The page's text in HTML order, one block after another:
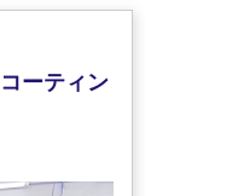
ーティン